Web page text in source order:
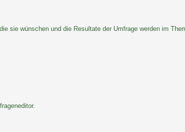
sie wünschen und die Resultate der Umfrage werden im